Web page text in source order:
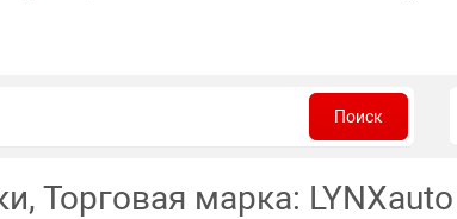
Поиск
Торговая марка: LYNXauto